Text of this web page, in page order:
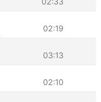
02:19
03:13
02:10